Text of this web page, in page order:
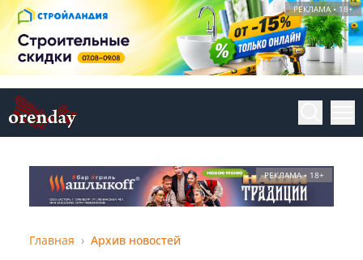
РЕКЛАМА • 18+
РЕКЛАМА • 18+
Главная Архив новостей